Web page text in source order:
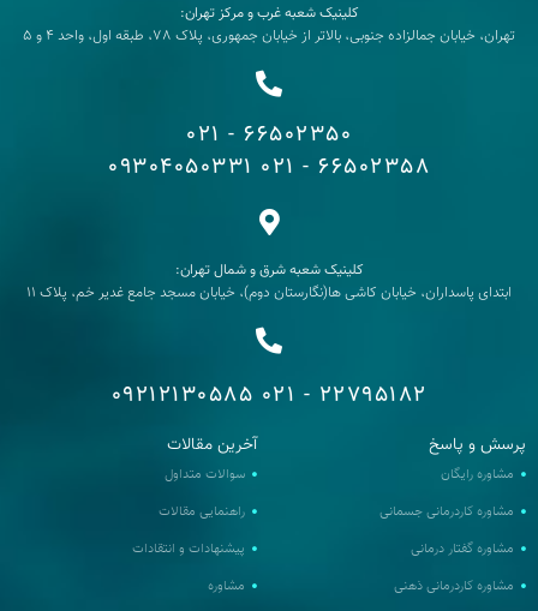
کلینیک شعبه غرب و مرکز تهران:
تهران، خیابان جمالزاده جنوبی، بالاتر از خیابان جمهوری، پلاک 78، طبقه اول، واحد 4 و 5
66502350 - 021
66502358 - 021
09304050331
کلینیک شعبه شرق و شمال تهران:
ابتدای پاسداران، خیابان کاشی ها(نگارستان دوم)، خیابان مسجد جامع غدیر خم، پلاک 11
22795182 - 021
09212130585
پرسش و پاسخ
مشاوره رایگان
مشاوره کاردرمانی جسمانی
مشاوره گفتار درمانی
مشاوره کاردرمانی ذهنی
آخرین مقالات
سوالات متداول
راهنمایی مقالات
پیشنهادات و انتقادات
مشاوره